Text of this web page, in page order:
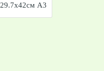
А3